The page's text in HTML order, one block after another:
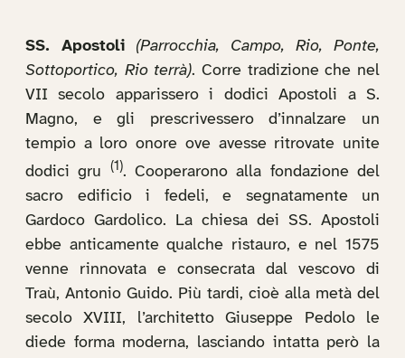
SS. Apostoli
(Parrocchia, Campo, Rio, Ponte,
Sottoportico, Rio terrà). Corre tradizione che nel
VII secolo apparissero i dodici Apostoli a S.
Magno, e gli prescrivessero d’innalzare un
tempio a loro onore ove avesse ritrovate unite
dodici gru
(1). Cooperarono alla fondazione del
sacro edificio i fedeli, e segnatamente un
Gardoco Gardolico. La chiesa dei SS. Apostoli
ebbe anticamente qualche ristauro, e nel 1575
venne rinnovata e consecrata dal vescovo di
Traù, Antonio Guido. Più tardi, cioè alla metà del
secolo XVIII, l’architetto Giuseppe Pedolo le
diede forma moderna, lasciando intatta però la